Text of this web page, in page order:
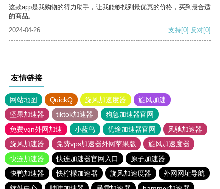
这款app是我购物的得力助手，让我能够找到最优惠的价格，买到最合适
的商品。
2024-04-26
支持[0] 反对[0]
友情链接
网站地图 QuickQ 旋风加速度器
旋风加速
坚果加速器
tiktok加速器
狗急加速器官网
免费vqn外网加速
小蓝鸟 优途加速器官网
风驰加速器
旋风加速器
免费vps加速器外网苹果版
旋风加速度器
快连加速器
快连加速器官网入口
原子加速器
快鸭加速器
快柠檬加速器 旋风加速度器
外网网址导航